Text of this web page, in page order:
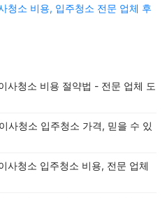
청소 비용, 입주청소 전문 업체 후
사청소 비용 절약법 - 전문 업체 도
사청소 입주청소 가격, 믿을 수 있
사청소 입주청소 비용, 전문 업체